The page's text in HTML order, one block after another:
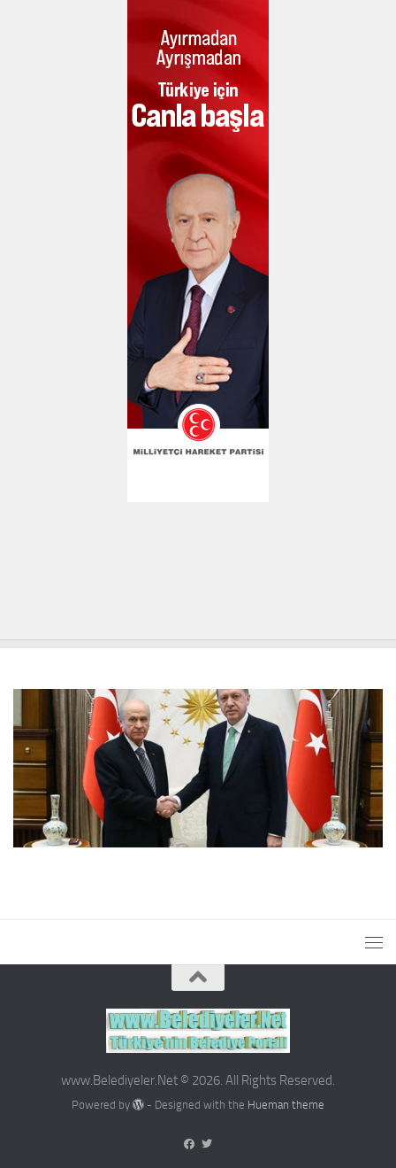
www.Belediyeler.Net © 2026. All Rights Reserved.
Powered by - Designed with the Hueman theme